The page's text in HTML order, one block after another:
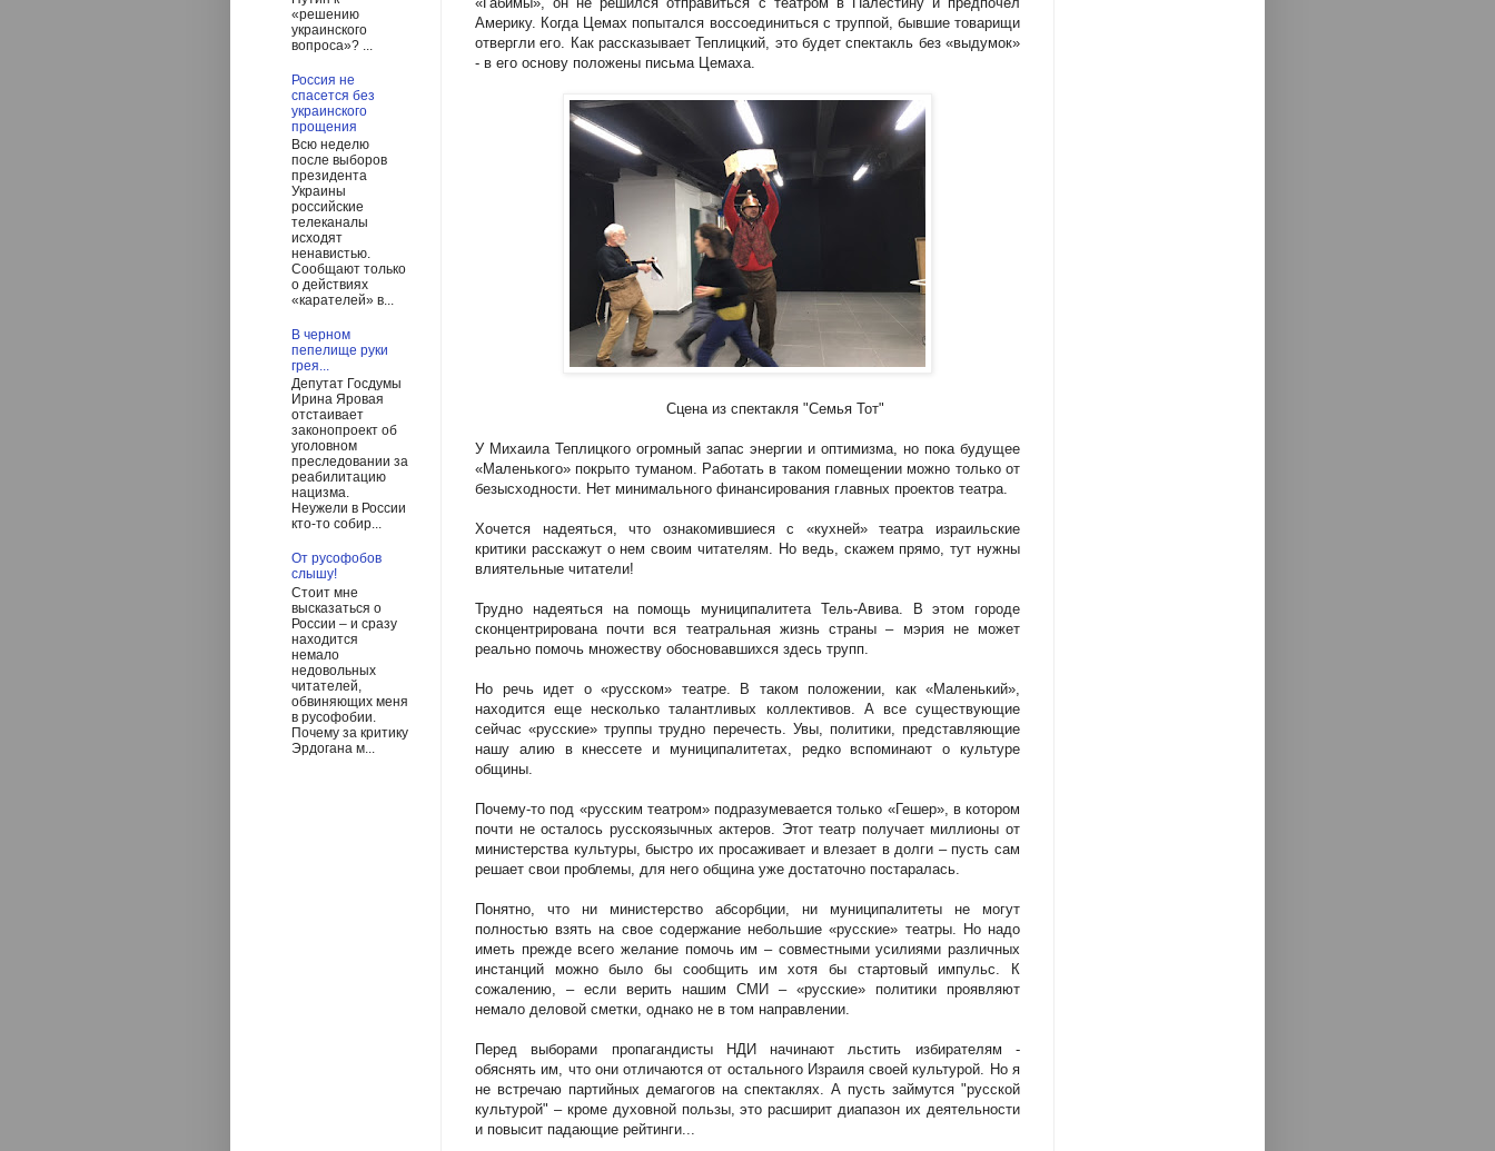
Америку. Когда Цемах попытался воссоединиться с труппой, бывшие товарищи
отвергли его. Как рассказывает Теплицкий, это будет спектакль без «выдумок»
- в его основу положены письма Цемаха.
Сцена из спектакля "Семья Тот"
У Михаила Теплицкого огромный запас энергии и оптимизма, но пока будущее
«Маленького» покрыто туманом. Работать в таком помещении можно только от
безысходности. Нет минимального финансирования главных проектов театра.
Хочется надеяться, что ознакомившиеся с «кухней» театра израильские
критики расскажут о нем своим читателям. Но ведь, скажем прямо, тут нужны
влиятельные читатели!
Трудно надеяться на помощь муниципалитета Тель-Авива. В этом городе
сконцентрирована почти вся театральная жизнь страны – мэрия не может
реально помочь множеству обосновавшихся здесь трупп.
Но речь идет о «русском» театре. В таком положении, как «Маленький»,
находится еще несколько талантливых коллективов. А все существующие
сейчас «русские» труппы трудно перечесть. Увы, политики, представляющие
нашу алию в кнессете и муниципалитетах, редко вспоминают о культуре
общины.
Почему-то под «русским театром» подразумевается только «Гешер», в котором
почти не осталось русскоязычных актеров. Этот театр получает миллионы от
министерства культуры, быстро их просаживает и влезает в долги – пусть сам
решает свои проблемы, для него община уже достаточно постаралась.
Понятно, что ни министерство абсорбции, ни муниципалитеты не могут
полностью взять на свое содержание небольшие «русские» театры. Но надо
иметь прежде всего желание помочь им – совместными усилиями различных
инстанций можно было бы сообщить им хотя бы стартовый импульс. К
сожалению, – если верить нашим СМИ – «русские» политики проявляют
немало деловой сметки, однако не в том направлении.
Перед выборами пропагандисты НДИ начинают льстить избирателям -
обяснять им, что они отличаются от остального Израиля своей культурой. Но я
не встречаю партийных демагогов на спектаклях. А пусть займутся "русской
культурой" – кроме духовной пользы, это расширит диапазон их деятельности
и повысит падающие рейтинги...
«решению
украинского
вопроса»? ...
Россия не
спасется без
украинского
прощения
Всю неделю
после выборов
президента
Украины
российские
телеканалы
исходят
ненавистью.
Сообщают только
о действиях
«карателей» в...
В черном
пепелище руки
грея...
Депутат Госдумы
Ирина Яровая
отстаивает
законопроект об
уголовном
преследовании за
реабилитацию
нацизма.
Неужели в России
кто-то собир...
От русофобов
слышу!
Стоит мне
высказаться о
России – и сразу
находится
немало
недовольных
читателей,
обвиняющих меня
в русофобии.
Почему за критику
Эрдогана м...